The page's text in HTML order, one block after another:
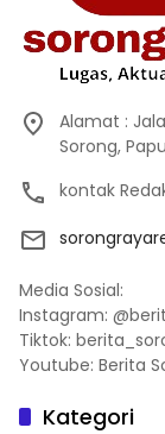
Alamat :
Sorong,
kontak
Media Sosial:
Instagram:
Tiktok:
Youtube: Berita
Kategori